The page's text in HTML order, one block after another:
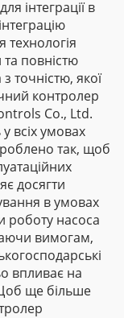
інтеграції в
повністю
точністю, якої
контролер
Co., Ltd.
всіх умовах
так, щоб
досягти
в умовах
роботу насоса
вимогам,
впливає на
ще більше